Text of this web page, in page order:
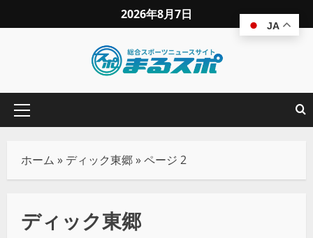
2026年8月7日
ホーム » ディック東郷»ページ 2
ディック東郷
プロレス
JA